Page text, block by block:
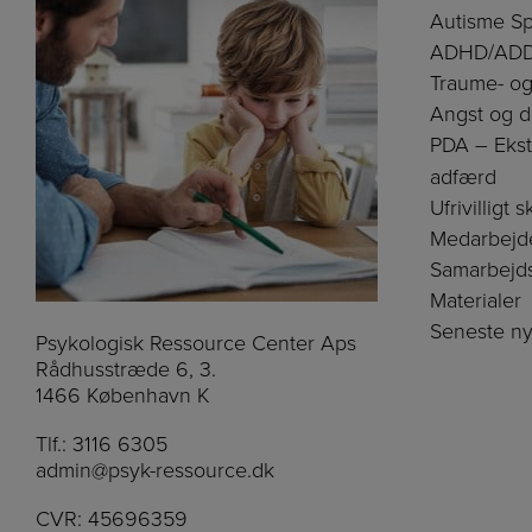
Psykologisk Ressource Center Aps
Rådhusstræde 6, 3.
1466 København K
Tlf.: 3116 6305
admin@psyk-ressource.dk
CVR: 45696359
Autisme
ADHD/
Traume-
Angst og
PDA –
adfærd
Ufrivilligt
Materialer
Seneste